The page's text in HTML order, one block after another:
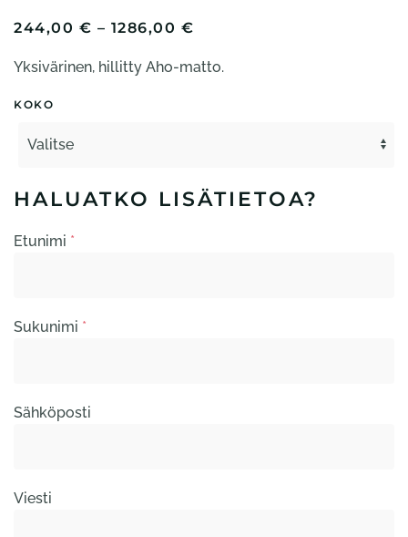
244,00 € – 1286,00 €
-
Yksivärinen, hillitty Aho-matto.
KOKO
HALUATKO LISÄTIETOA?
Etunimi *
Sukunimi *
Sähköposti
Viesti